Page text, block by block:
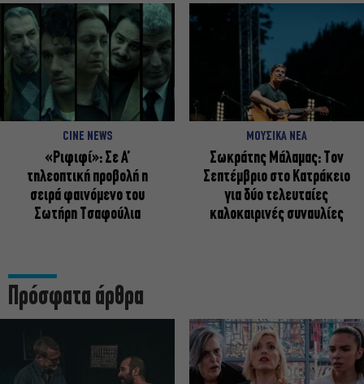
CINE NEWS
«Ριφιφί»: Σε Α’
τηλεοπτική προβολή η
σειρά φαινόμενο του
Σωτήρη Τσαφούλια
ΜΟΥΣΙΚΑ ΝΕΑ
Σωκράτης Μάλαμας: Τον
Σεπτέμβριο στο Κατράκειο
για δύο τελευταίες
καλοκαιρινές συναυλίες
Πρόσφατα άρθρα